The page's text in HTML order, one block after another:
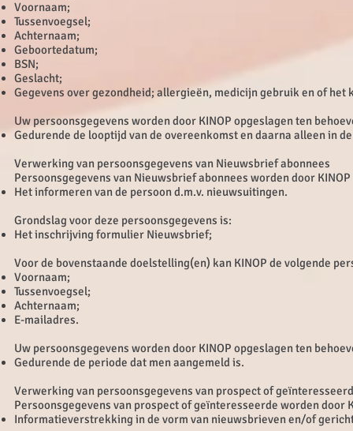
Voornaam;
Tussenvoegsel;
Achternaam;
Geboortedatum;
BSN;
Geslacht;
Gegevens over gezondheid; allergieën, medicijn gebruik en of het
Uw persoonsgegevens worden door KINOP opgeslagen ten
Gedurende de looptijd van de overeenkomst en daarna alleen in
Verwerking van persoonsgegevens van Nieuwsbrief abonnees
Persoonsgegevens van Nieuwsbrief abonnees worden door
Het informeren van de persoon d.m.v. nieuwsuitingen.
Grondslag voor deze persoonsgegevens is:
Het inschrijving formulier Nieuwsbrief;
Voor de bovenstaande doelstelling(en) kan KINOP de volgende
Voornaam;
Tussenvoegsel;
Achternaam;
E-mailadres.
Uw persoonsgegevens worden door KINOP opgeslagen ten
Gedurende de periode dat men aangemeld is.
Verwerking van persoonsgegevens van prospect of
Persoonsgegevens van prospect of geïnteresseerde worden
Informatieverstrekking in de vorm van nieuwsbrieven en/of